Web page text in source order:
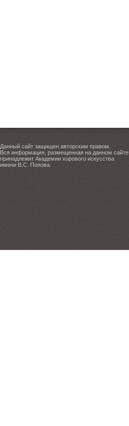
Данный сайт защищен авторским правом.
Вся информация, размещенная на данном сайте,
принадлежит Академии хорового искусства
имени В.С. Попова.